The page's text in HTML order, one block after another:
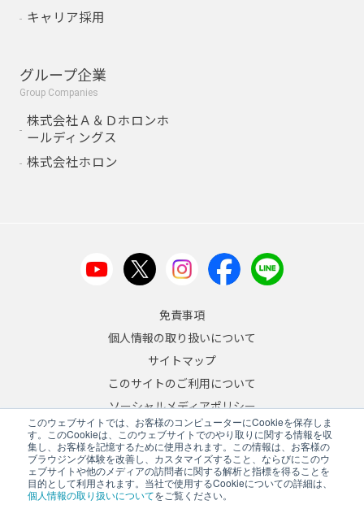
このウェブサイトでは、お客様のコンピューターにCookieを保存しま
す。このCookieは、このウェブサイトでのやり取りに関する情報を収
集し、お客様を記憶するために使用されます。この情報は、お客様の
ブラウジング体験を改善し、カスタマイズすること、ならびにこのウ
ェブサイトや他のメディアの訪問者に関する解析と指標を得ることを
目的として利用されます。当社で使用するCookieについての詳細は、
個人情報の取り扱いについてをご覧ください。
キャリア採用
グループ企業
Group Companies
株式会社Ａ＆Ｄホロンホ
ールディングス
株式会社ホロン
免責事項
個人情報の取り扱いについて
サイトマップ
このサイトのご利用について
ソーシャルメディアポリシー
反社会的勢力への対応について
JA/EN
Copyright © 2026 A&D Company, Limited